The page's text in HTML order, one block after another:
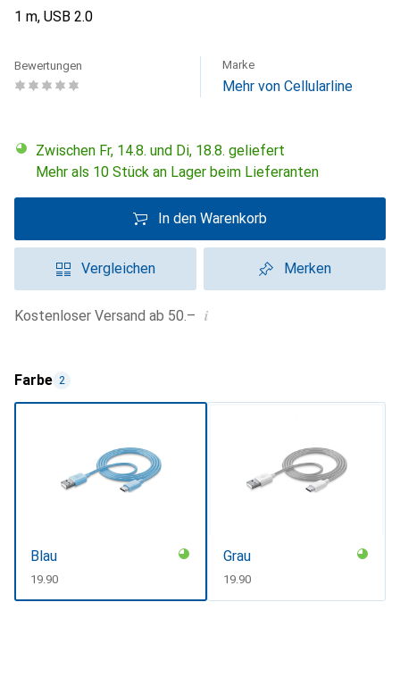
1 m, USB 2.0
Bewertungen Marke
Mehr von Cellularline
Zwischen Fr, 14.8. und Di, 18.8. geliefert
Mehr als 10 Stück an Lager beim Lieferanten
In den Warenkorb
Vergleichen Merken
Kostenloser Versand ab 50.– i
Farbe 2
Blau
CHF
19.90
Grau
CHF
19.90